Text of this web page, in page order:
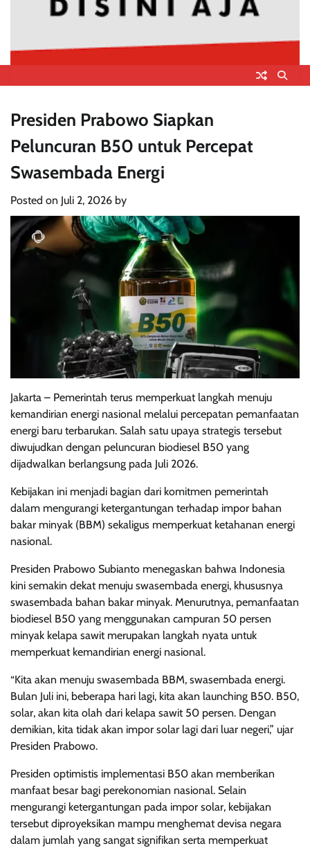
Presiden Prabowo Siapkan
Peluncuran B50 untuk Percepat
Swasembada Energi
Posted on Juli 2, 2026 by
Jakarta – Pemerintah terus memperkuat langkah menuju
kemandirian energi nasional melalui percepatan pemanfaatan
energi baru terbarukan. Salah satu upaya strategis tersebut
diwujudkan dengan peluncuran biodiesel B50 yang
dijadwalkan berlangsung pada Juli 2026.
Kebijakan ini menjadi bagian dari komitmen pemerintah
dalam mengurangi ketergantungan terhadap impor bahan
bakar minyak (BBM) sekaligus memperkuat ketahanan energi
nasional.
Presiden Prabowo Subianto menegaskan bahwa Indonesia
kini semakin dekat menuju swasembada energi, khususnya
swasembada bahan bakar minyak. Menurutnya, pemanfaatan
biodiesel B50 yang menggunakan campuran 50 persen
minyak kelapa sawit merupakan langkah nyata untuk
memperkuat kemandirian energi nasional.
“Kita akan menuju swasembada BBM, swasembada energi.
Bulan Juli ini, beberapa hari lagi, kita akan launching B50. B50,
solar, akan kita olah dari kelapa sawit 50 persen. Dengan
demikian, kita tidak akan impor solar lagi dari luar negeri,” ujar
Presiden Prabowo.
Presiden optimistis implementasi B50 akan memberikan
manfaat besar bagi perekonomian nasional. Selain
mengurangi ketergantungan pada impor solar, kebijakan
tersebut diproyeksikan mampu menghemat devisa negara
dalam jumlah yang sangat signifikan serta memperkuat